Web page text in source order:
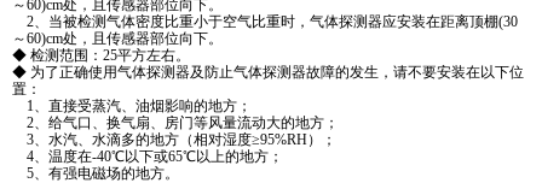
～60)cm处，且传感器部位向下。
2、当被检测气体密度比重小于空气比重时，气体探测器应安装在距离顶棚(30
～60)cm处，且传感器部位向下。
◆ 检测范围：25平方左右。
◆ 为了正确使用气体探测器及防止气体探测器故障的发生，请不要安装在以下位
置：
1、直接受蒸汽、油烟影响的地方；
2、给气口、换气扇、房门等风量流动大的地方；
3、水汽、水滴多的地方（相对湿度≥95%RH）；
4、温度在-40℃以下或65℃以上的地方；
5、有强电磁场的地方。